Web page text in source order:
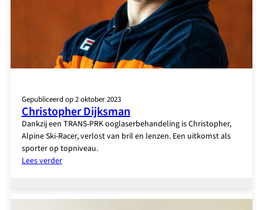
Gepubliceerd op 2 oktober 2023
Christopher Dijksman
Dankzij een TRANS-PRK ooglaserbehandeling is Christopher,
Alpine Ski-Racer, verlost van bril en lenzen. Een uitkomst als
sporter op topniveau.
Lees verder: